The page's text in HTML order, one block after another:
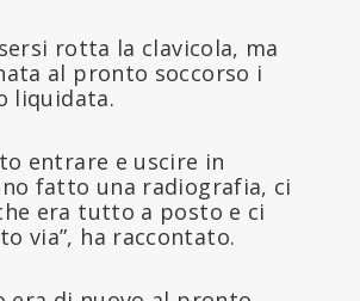
rotta la clavicola, ma
al pronto soccorso i
liquidata.
entrare e uscire in
fatto una radiografia, ci
era tutto a posto e ci
via”, ha raccontato.